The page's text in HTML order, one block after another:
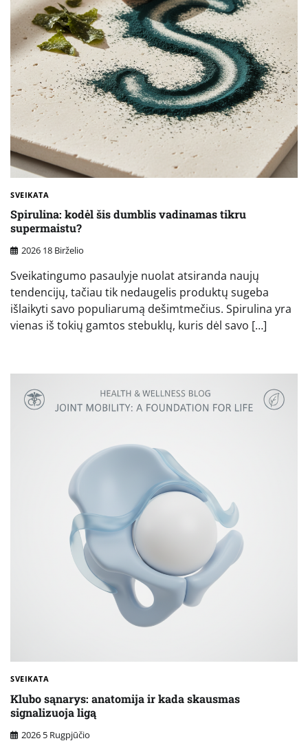
SVEIKATA
Spirulina: kodėl šis dumblis vadinamas tikru
supermaistu?
2026 18 Birželio
Sveikatingumo pasaulyje nuolat atsiranda naujų
tendencijų, tačiau tik nedaugelis produktų sugeba
išlaikyti savo populiarumą dešimtmečius. Spirulina yra
vienas iš tokių gamtos stebuklų, kuris dėl savo […]
SVEIKATA
Klubo sąnarys: anatomija ir kada skausmas
signalizuoja ligą
2026 5 Rugpjūčio